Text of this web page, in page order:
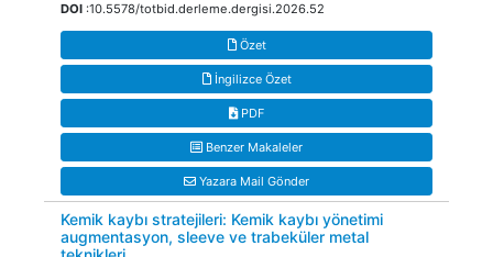
DOI :10.5578/totbid.derleme.dergisi.2026.52
Özet
İngilizce Özet
PDF
Benzer Makaleler
Yazara Mail Gönder
Kemik kaybı stratejileri: Kemik kaybı yönetimi
augmentasyon, sleeve ve trabeküler metal